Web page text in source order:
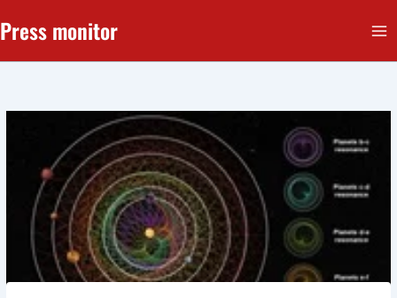
до
Press monitor